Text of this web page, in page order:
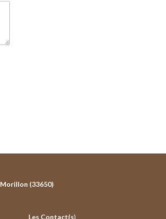
(33650)
Les Contact(s)